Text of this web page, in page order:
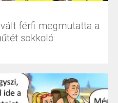
férfi megmutatta a
sokkoló